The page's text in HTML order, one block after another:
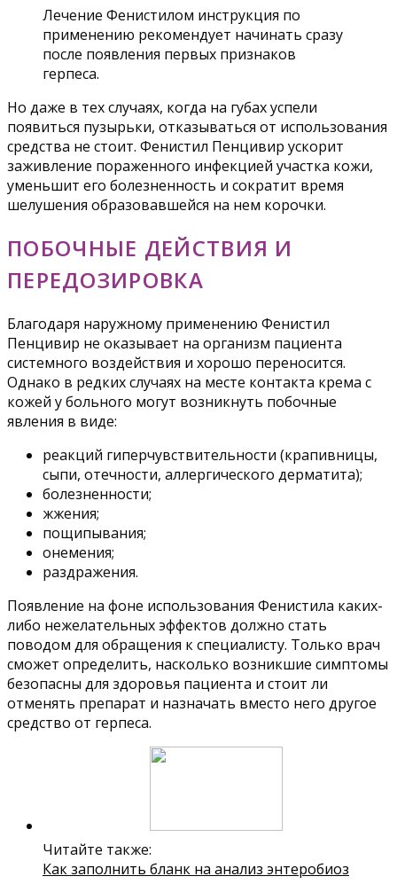
Лечение Фенистилом инструкция по
применению рекомендует начинать сразу
после появления первых признаков
герпеса.
Но даже в тех случаях, когда на губах успели
появиться пузырьки, отказываться от использования
средства не стоит. Фенистил Пенцивир ускорит
заживление пораженного инфекцией участка кожи,
уменьшит его болезненность и сократит время
шелушения образовавшейся на нем корочки.
ПОБОЧНЫЕ ДЕЙСТВИЯ И
ПЕРЕДОЗИРОВКА
Благодаря наружному применению Фенистил
Пенцивир не оказывает на организм пациента
системного воздействия и хорошо переносится.
Однако в редких случаях на месте контакта крема с
кожей у больного могут возникнуть побочные
явления в виде:
реакций гиперчувствительности (крапивницы,
сыпи, отечности, аллергического дерматита);
болезненности;
жжения;
пощипывания;
онемения;
раздражения.
Появление на фоне использования Фенистила каких-
либо нежелательных эффектов должно стать
поводом для обращения к специалисту. Только врач
сможет определить, насколько возникшие симптомы
безопасны для здоровья пациента и стоит ли
отменять препарат и назначать вместо него другое
средство от герпеса.
Читайте также:
Как заполнить бланк на анализ энтеробиоз